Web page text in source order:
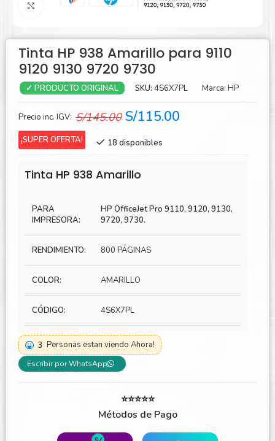
Agrandar
Tinta HP 938 Amarillo para 9110
9120 9130 9720 9730
✓ PRODUCTO ORIGINAL SKU: 4S6X7PL Marca: HP
Precio inc. IGV: S/145.00 El
original
S/145.00.
S/115.00
¡SUPER OFERTA! 18 disponibles
Tinta HP 938 Amarillo
PARA
IMPRESORA:
HP OfficeJet Pro 9110, 9120, 9130,
9720, 9730.
RENDIMIENTO: 800 PÁGINAS
COLOR: AMARILLO
CÓDIGO: 4S6X7PL
3 Personas estan viendo Ahora!
Escribir por WhatsApp
⭐⭐⭐⭐⭐
Métodos de Pago